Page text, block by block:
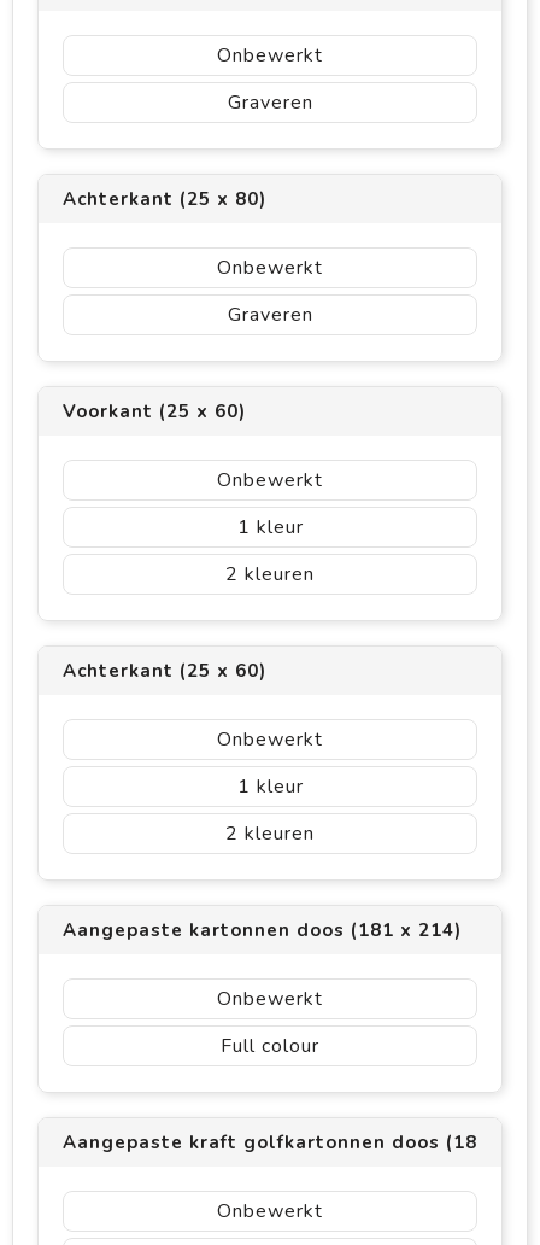
Onbewerkt
Graveren
Achterkant (25 x 80)
Onbewerkt
Graveren
Voorkant (25 x 60)
Onbewerkt
1
2
Achterkant (25 x 60)
Onbewerkt
1
2
Aangepaste kartonnen doos (181 x 214)
Onbewerkt
Full colour
Aangepaste kraft golfkartonnen doos (181 x
Onbewerkt